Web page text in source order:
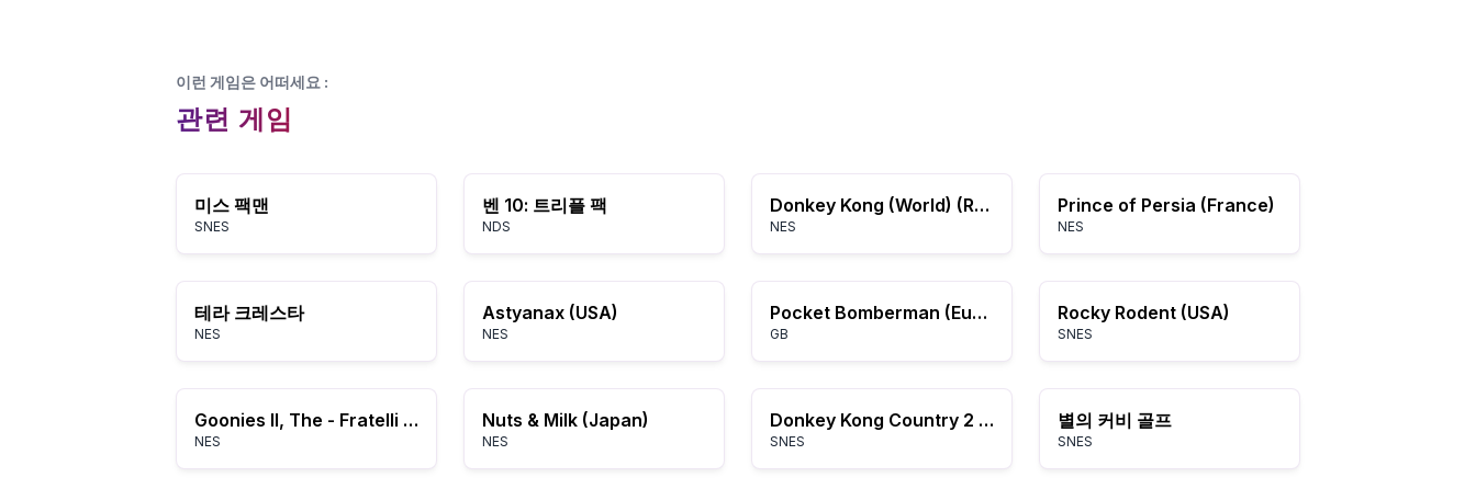
이런 게임은 어떠세요 :
관련 게임
미스 팩맨
SNES
벤 10: 트리플 팩
NDS
Donkey Kong (World) (Rev A)
NES
Prince of Persia (France)
NES
테라 크레스타
NES
Astyanax (USA)
NES
Pocket Bomberman (Europe)
GB
Rocky Rodent (USA)
SNES
Goonies II, The - Fratelli Saigo no Chousen (Japan) (Beta)
NES
Nuts & Milk (Japan)
NES
Donkey Kong Country 2 - Diddy's Kong Quest (USA) (En,Fr) (Rev A)
SNES
별의 커비 골프
SNES